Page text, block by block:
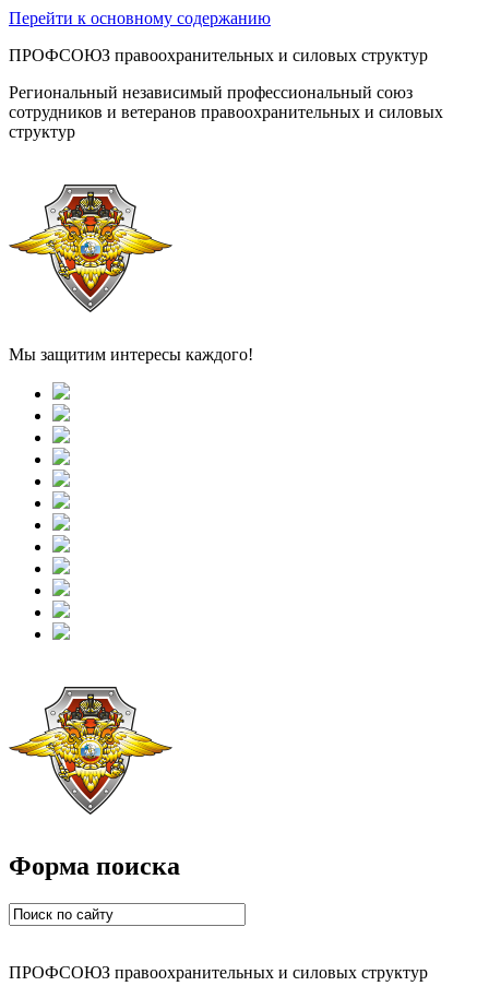
Перейти к основному содержанию
ПРОФСОЮЗ правоохранительных и силовых структур
Региональный независимый профессиональный союз
сотрудников и ветеранов правоохранительных и силовых
структур
Мы защитим интересы каждого!
Форма поиска
ПРОФСОЮЗ правоохранительных и силовых структур